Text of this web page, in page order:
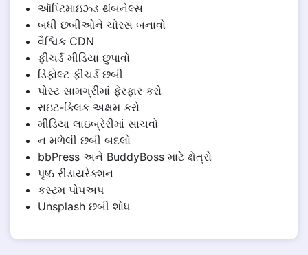
ઑપ્ટિમાઇઝ્ડ થંબનેલ્સ
બધી છબીઓને ચોરસ બનાવો
વૈશ્વિક CDN
ફીચર્ડ મીડિયા છુપાવો
ડિફોલ્ટ ફીચર્ડ છબી
પોસ્ટ સામગ્રીમાં ફેરફાર કરો
રાઇટ-ક્લિક અક્ષમ કરો
મીડિયા લાઇબ્રેરીમાં સાચવો
ન મળેલી છબી બદલો
bbPress અને BuddyBoss માટે ક્ષેત્રો
પૃષ્ઠ રીડાયરેક્શન
કસ્ટમ પોપઅપ
Unsplash છબી શોધ